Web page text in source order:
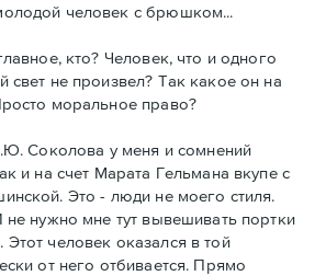
человек с брюшком...
кто? Человек, что и одного
свет не произвел? Так какое он на
моральное право?
Соколова у меня и сомнений
и на счет Марата Гельмана вкупе с
Это - люди не моего стиля.
нужно мне тут вывешивать портки
человек оказался в той
от него отбивается. Прямо